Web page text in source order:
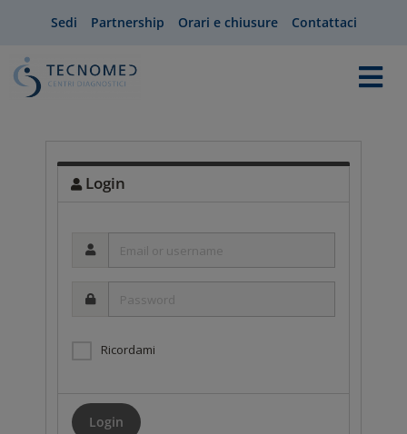
Sedi Partnership Orari e chiusure Contattaci
Login
Email
Ricordami